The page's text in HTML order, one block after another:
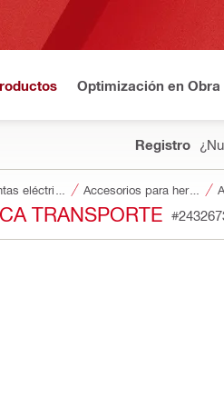
Optimización en Obra
Registro
Accesorios para herramientas
TRANSPORTE